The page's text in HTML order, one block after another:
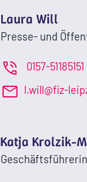
Laura Will
Presse- und
0157-51185151
l.will@fiz-
Katja Krolzik-
Geschäftsführerin